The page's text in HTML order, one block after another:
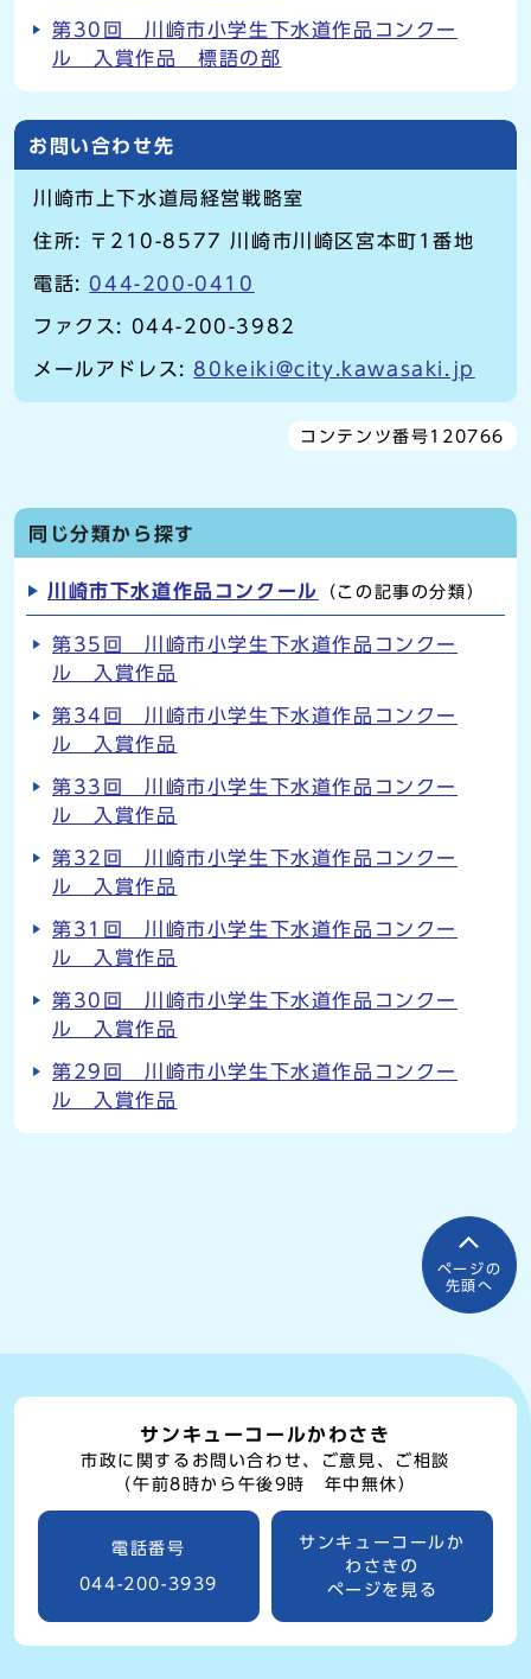
第30回 川崎市小学生下水道作品コンクー
ル 入賞作品 標語の部
お問い合わせ先
川崎市上下水道局経営戦略室
住所: 〒210-8577 川崎市川崎区宮本町1番地
電話: 044-200-0410
ファクス: 044-200-3982
メールアドレス: 80keiki@city.kawasaki.jp
コンテンツ番号120766
同じ分類から探す
川崎市下水道作品コンクール （この記事の分類）
第35回 川崎市小学生下水道作品コンクー
ル 入賞作品
第34回 川崎市小学生下水道作品コンクー
ル 入賞作品
第33回 川崎市小学生下水道作品コンクー
ル 入賞作品
第32回 川崎市小学生下水道作品コンクー
ル 入賞作品
第31回 川崎市小学生下水道作品コンクー
ル 入賞作品
第30回 川崎市小学生下水道作品コンクー
ル 入賞作品
第29回 川崎市小学生下水道作品コンクー
ル 入賞作品
ページの
先頭へ
サンキューコールかわさき
市政に関するお問い合わせ、ご意見、ご相談
（午前8時から午後9時 年中無休）
電話番号
044-200-3939
サンキューコールか
わさきの
ページを見る